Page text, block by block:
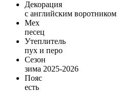
Декорация
с английским воротником
Мех
песец
Утеплитель
пух и перо
Сезон
зима 2025-2026
Пояс
есть